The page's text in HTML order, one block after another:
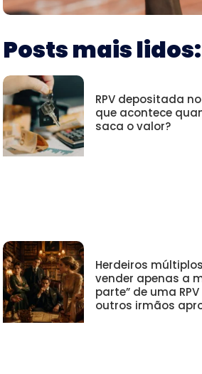
Posts mais lidos:
RPV depositada
que acontece
saca o valor?
Herdeiros
vender apenas a
parte” de uma
outros irmãos